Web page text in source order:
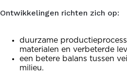
Ontwikkelingen richten zich op:
duurzame
materialen en verbeterde
een betere balans tussen
milieu.